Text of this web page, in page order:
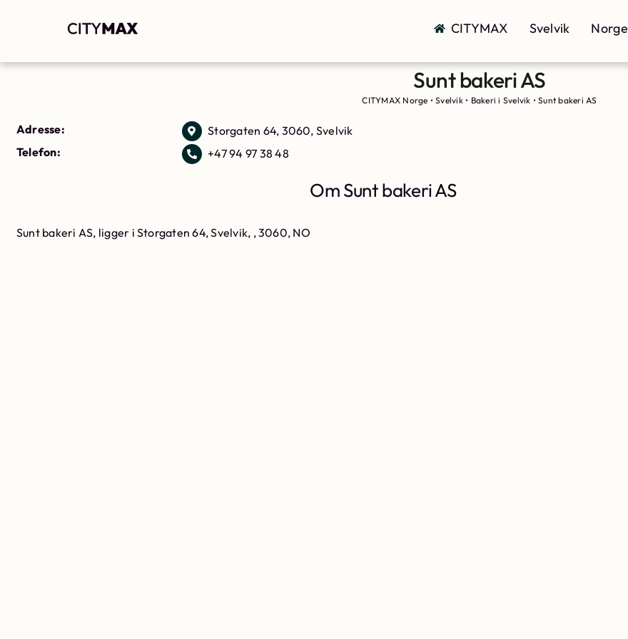
CITYMAX Svelvik Norge
Sunt bakeri AS
CITYMAX Norge •Svelvik• Bakeri i Svelvik •Sunt bakeri AS
Adresse:
Storgaten 64, 3060, Svelvik
Telefon:
+47 94 97 38 48
Om Sunt bakeri AS
Sunt bakeri AS, ligger i Storgaten 64, Svelvik, , 3060, NO